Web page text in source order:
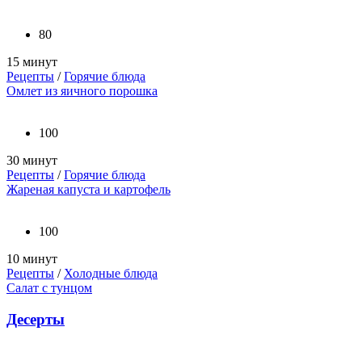
80
15 минут
Рецепты /Горячие блюда
Омлет из яичного порошка
100
30 минут
Рецепты /Горячие блюда
Жареная капуста и картофель
100
10 минут
Рецепты / Холодные блюда
Салат с тунцом
Десерты